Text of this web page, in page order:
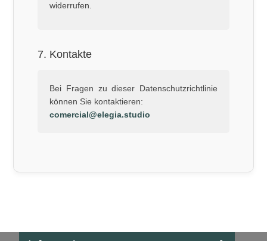
widerrufen.
7. Kontakte
Bei Fragen zu dieser Datenschutzrichtlinie
können Sie kontaktieren:
comercial@elegia.studio